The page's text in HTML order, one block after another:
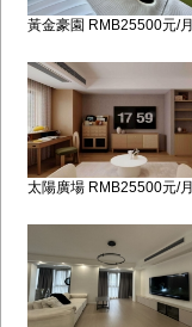
黃金豪園 RMB25500元/月
太陽廣場 RMB25500元/月